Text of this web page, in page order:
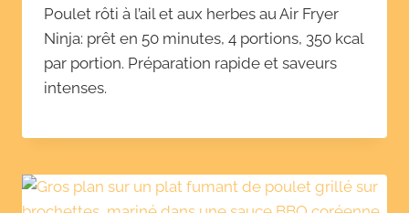
Poulet rôti à l’ail et aux herbes au Air Fryer
Ninja: prêt en 50 minutes, 4 portions, 350 kcal
par portion. Préparation rapide et saveurs
intenses.